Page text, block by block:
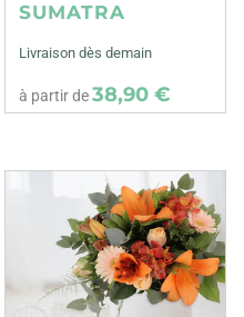
SUMATRA
Livraison dès demain
à partir de38,90 €